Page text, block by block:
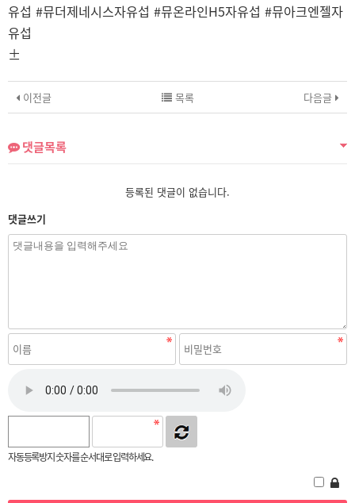
유섭 #뮤더제네시스자유섭 #뮤온라인H5자유섭 #뮤아크엔젤자
유섭
±
이전글 다음글
목록
댓글목록
등록된 댓글이 없습니다.
댓글쓰기
자동등록방지 숫자를 순서대로 입력하세요.